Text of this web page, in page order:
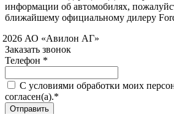
информации об автомобилях,
ближайшему официальному дилеру
АО «Авилон АГ»
Заказать звонок
Телефон *
C условиями обработки моих
согласен(а).*